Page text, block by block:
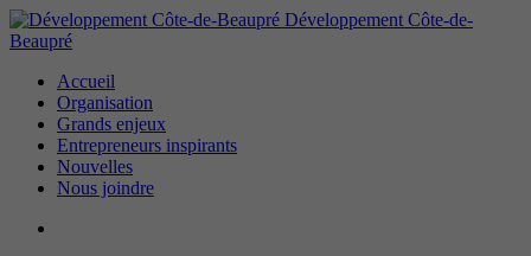
Développement Côte-de-
Beaupré
Accueil
Organisation
Grands enjeux
Entrepreneurs inspirants
Nouvelles
Nous joindre